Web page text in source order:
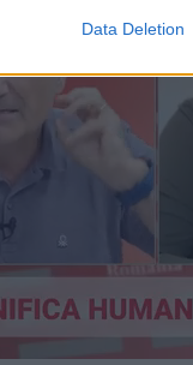
Data Deletion